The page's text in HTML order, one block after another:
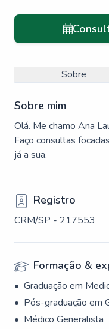
Sobre
Sobre mim
Olá. Me chamo Ana
Faço consultas
já a sua.
Registro
CRM/SP - 217553
Formação &
Graduação em
Pós-graduação em
Médico Generalista